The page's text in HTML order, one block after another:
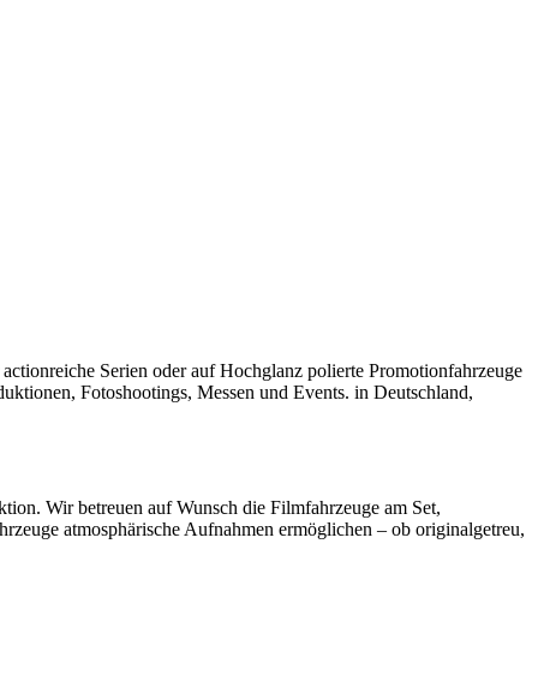
Serien oder auf Hochglanz polierte Promotionfahrzeuge
Fotoshootings, Messen und Events. in Deutschland,
Wir betreuen auf Wunsch die Filmfahrzeuge am Set,
atmosphärische Aufnahmen ermöglichen – ob originalgetreu,